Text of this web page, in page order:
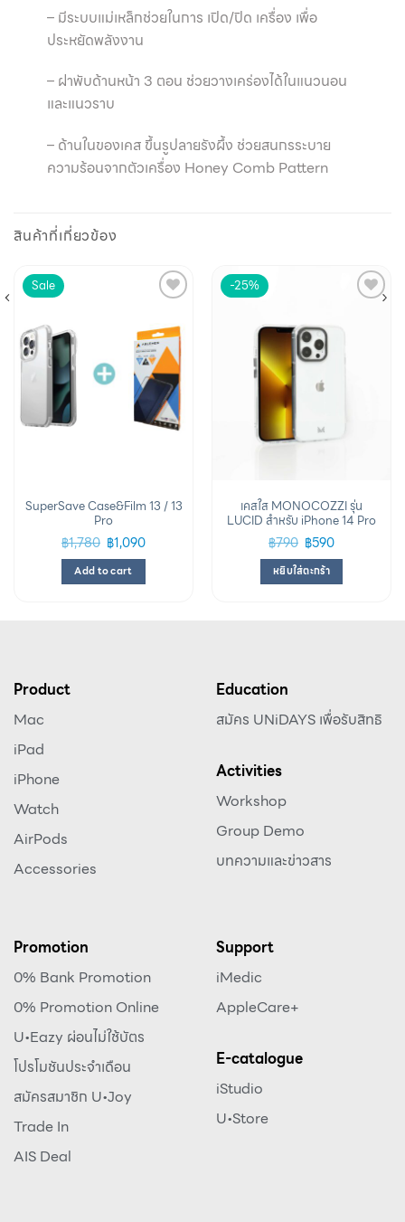
– มีระบบแม่เหล็กช่วยในการ เปิด/ปิด เครื่อง เพื่อ
ประหยัดพลังงาน
– ฝาพับด้านหน้า 3 ตอน ช่วยวางเคร่องได้ในแนวนอน
และแนวราบ
– ด้านในของเคส ขึ้นรูปลายรังผึ้ง ช่วยสนกรระบาย
ความร้อนจากตัวเครื่อง Honey Comb Pattern
สินค้าที่เกี่ยวข้อง
Sale
wishlist
SuperSave Case&Film 13 / 13
Pro
฿1,780 ฿1,090
Add to cart
-25%
เคสใส MONOCOZZI รุ่น
LUCID สำหรับ iPhone 14 Pro
฿790 ฿590
หยิบใส่ตะกร้า
Product
Mac
iPad
iPhone
Watch
AirPods
Accessories
Education
สมัคร UNiDAYS เพื่อรับสิทธิ
Activities
Workshop
Group Demo
บทความและข่าวสาร
Promotion
0% Bank Promotion
0% Promotion Online
U•Eazy ผ่อนไม่ใช้บัตร
โปรโมชันประจำเดือน
สมัครสมาชิก U•Joy
Trade In
AIS Deal
Support
iMedic
AppleCare+
E-catalogue
iStudio
U•Store